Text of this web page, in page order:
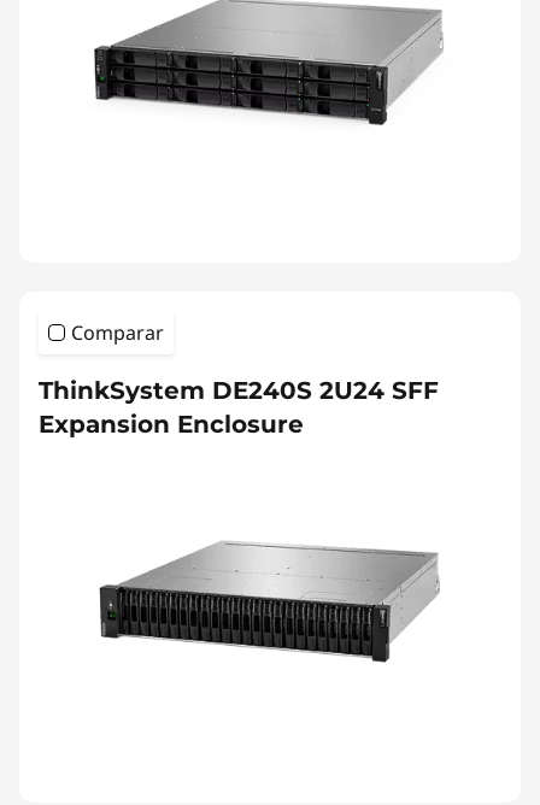
Comparar
ThinkSystem DE240S 2U24 SFF
Expansion Enclosure